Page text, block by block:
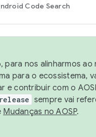
Code Search
para nos alinharmos
para o ecossistema,
e contribuir com o
sempre vai
Mudanças no AOSP.